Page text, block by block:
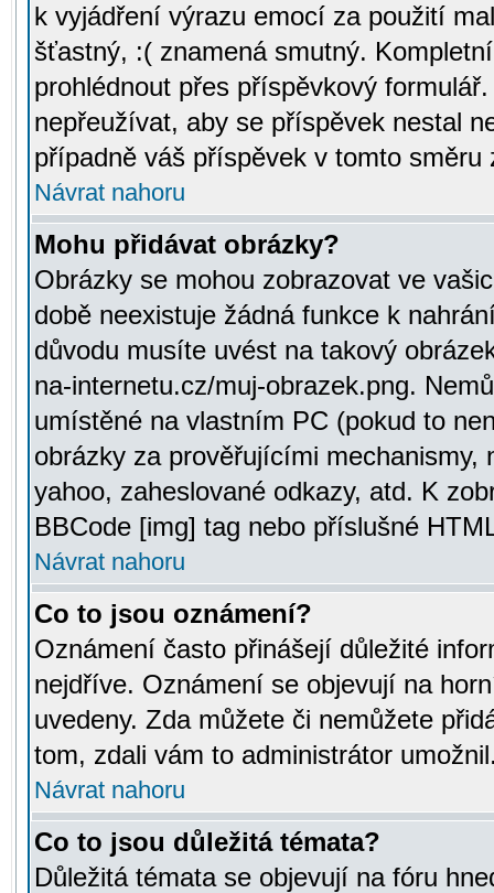
k vyjádření výrazu emocí za použití
šťastný, :( znamená smutný.
prohlédnout přes příspěvkový
nepřeužívat, aby se příspěvek nestal
případně váš příspěvek v tomto směru
Návrat nahoru
Mohu přidávat obrázky?
Obrázky se mohou zobrazovat ve
době neexistuje žádná funkce k
důvodu musíte uvést na takový
na-internetu.cz/muj-obrazek.png.
umístěné na vlastním PC (pokud to
obrázky za prověřujícími mechanismy,
yahoo, zaheslované odkazy, atd. K
BBCode [img] tag nebo příslušné
Návrat nahoru
Co to jsou oznámení?
Oznámení často přinášejí důležité
nejdříve. Oznámení se objevují na
uvedeny. Zda můžete či nemůžete
tom, zdali vám to administrátor
Návrat nahoru
Co to jsou důležitá témata?
Důležitá témata se objevují na fóru